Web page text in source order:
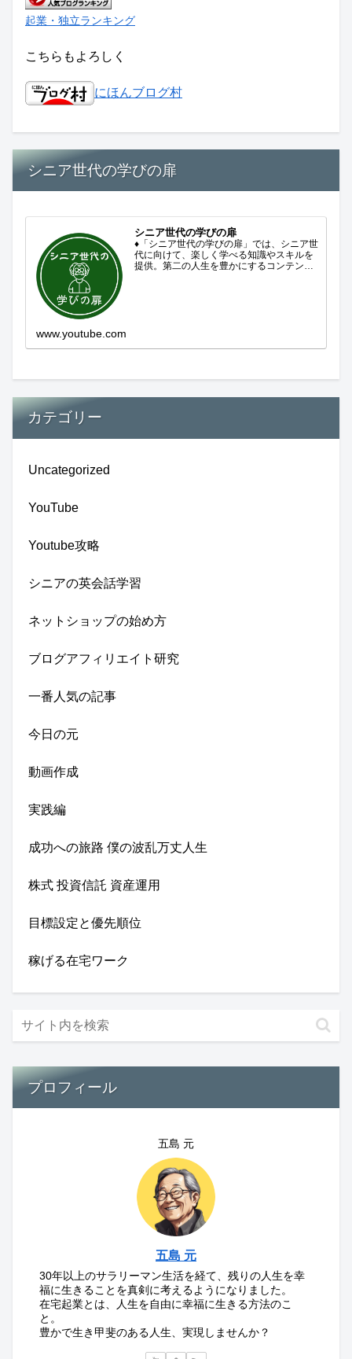
起業・独立ランキング
こちらもよろしく
にほんブログ村
シニア世代の学びの扉
シニア世代の学びの扉
♦「シニア世代の学びの扉」では、シニア世
代に向けて、楽しく学べる知識やスキルを
提供。第二の人生を豊かにするコンテンツ
www.youtube.com
カテゴリー
Uncategorized
YouTube
Youtube攻略
シニアの英会話学習
ネットショップの始め方
ブログアフィリエイト研究
一番人気の記事
今日の元
動画作成
実践編
成功への旅路 僕の波乱万丈人生
株式 投資信託 資産運用
目標設定と優先順位
稼げる在宅ワーク
プロフィール
五島 元
五島 元
30年以上のサラリーマン生活を経て、残りの人生を幸
福に生きることを真剣に考えるようになりました。
在宅起業とは、人生を自由に幸福に生きる方法のこ
と。
豊かで生き甲斐のある人生、実現しませんか？